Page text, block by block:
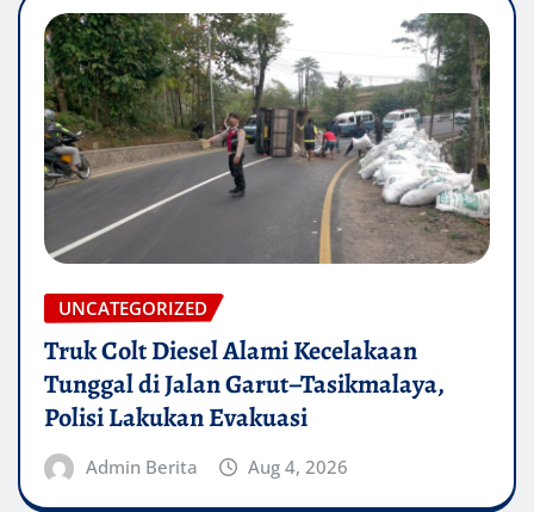
UNCATEGORIZED
Truk Colt Diesel Alami Kecelakaan
Tunggal di Jalan Garut–Tasikmalaya,
Polisi Lakukan Evakuasi
Admin Berita Aug 4, 2026